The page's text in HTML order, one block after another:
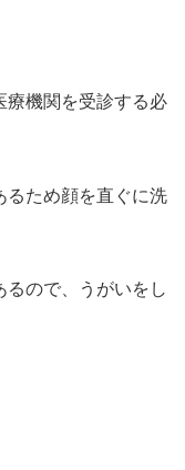
療機関を受診する必
るため顔を直ぐに洗
るので、うがいをし